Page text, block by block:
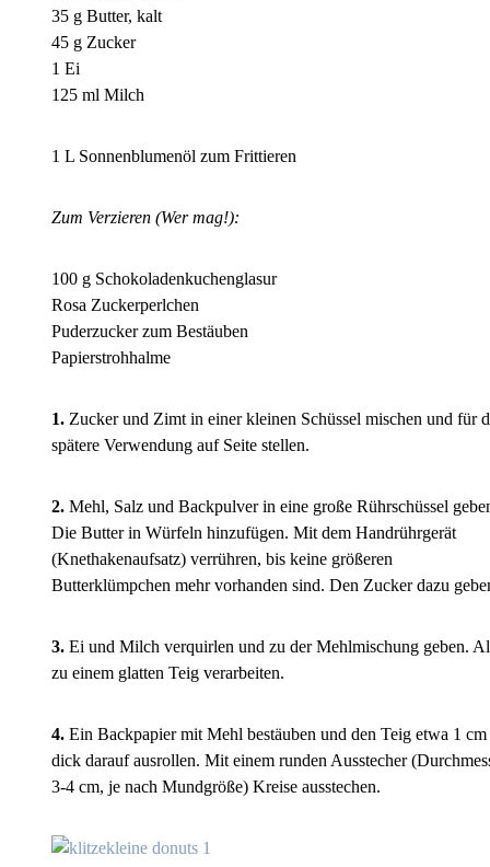
35 g Butter, kalt
45 g Zucker
1 Ei
125 ml Milch
1 L Sonnenblumenöl zum Frittieren
Zum Verzieren(Wer mag!):
100 g Schokoladenkuchenglasur
Rosa Zuckerperlchen
Puderzucker zum Bestäuben
Papierstrohhalme
1. Zucker und Zimt in einer kleinen Schüssel mischen und für
spätere Verwendung auf Seite stellen.
2. Mehl, Salz und Backpulver in eine große Rührschüssel
Die Butter in Würfeln hinzufügen. Mit dem Handrührgerät
(Knethakenaufsatz) verrühren, bis keine größeren
Butterklümpchen mehr vorhanden sind. Den Zucker dazu
3. Ei und Milch verquirlen und zu der Mehlmischung geben.
zu einem glatten Teig verarbeiten.
4. Ein Backpapier mit Mehl bestäuben und den Teig etwa 1 cm
dick darauf ausrollen. Mit einem runden Ausstecher
3-4 cm, je nach Mundgröße) Kreise ausstechen.